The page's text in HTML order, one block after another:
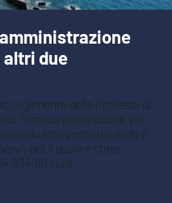
altri due
della richiesta di
Termico per la scuola Via
intervento riguarda il
per il quale è stato
euro